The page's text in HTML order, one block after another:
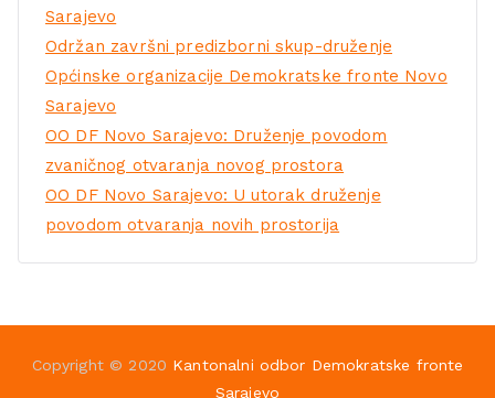
Sarajevo
Održan završni predizborni skup-druženje
Općinske organizacije Demokratske fronte Novo
Sarajevo
OO DF Novo Sarajevo: Druženje povodom
zvaničnog otvaranja novog prostora
OO DF Novo Sarajevo: U utorak druženje
povodom otvaranja novih prostorija
Copyright © 2020 Kantonalni odbor Demokratske fronte
Sarajevo